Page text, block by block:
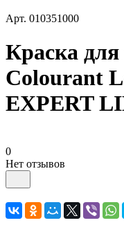
Арт. 010351000
Краска
Colourant
EXPERT
0
Нет отзывов